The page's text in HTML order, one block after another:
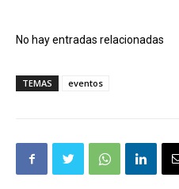
No hay entradas relacionadas
TEMAS eventos